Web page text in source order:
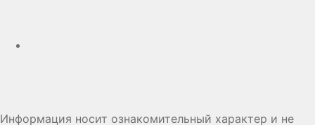
Информация носит ознакомительный характер и не